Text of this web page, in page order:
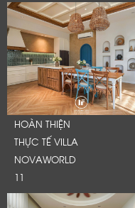
HOÀN THIỆN
THỰC TẾ VILLA
NOVAWORLD
11